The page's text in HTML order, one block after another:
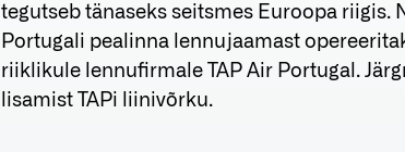
tegutseb tänaseks seitsmes Euroopa riigis.
Portugali pealinna lennujaamast
riiklikule lennufirmale TAP Air Portugal.
lisamist TAPi liinivõrku.